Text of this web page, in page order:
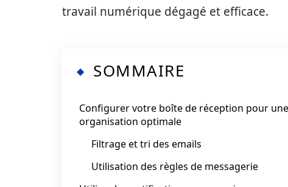
travail numérique dégagé et efficace.
SOMMAIRE
Configurer votre boîte de réception pour une
organisation optimale
Filtrage et tri des emails
Utilisation des règles de messagerie